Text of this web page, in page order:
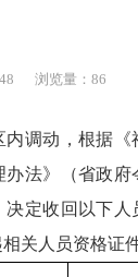
浏览量： 86
动，根据《
法》（省政府
定收回以下人
关人员资格证